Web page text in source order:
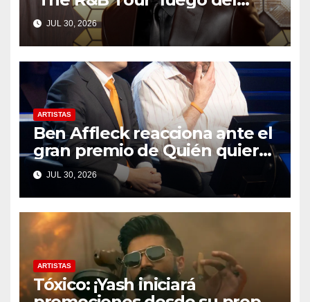
drama de un fan
JUL 30, 2026
ARTISTAS
Ben Affleck reacciona ante el
gran premio de Quién quiere
ser millonario
JUL 30, 2026
ARTISTAS
Tóxico: ¡Yash iniciará